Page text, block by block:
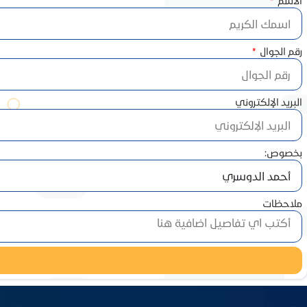
رقم الجوال
البريد الإلكتروني
بخصوص:
ملاحظات